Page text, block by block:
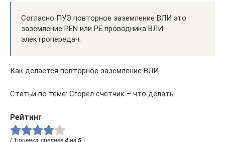
Согласно ПУЭ повторное заземление ВЛИ это
заземление PEN или PE проводника ВЛИ
электропередач.
Как делается повторное заземление ВЛИ.
Статьи по теме: Сгорел счетчик – что делать
Рейтинг